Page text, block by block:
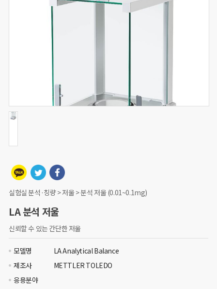
실험실 분석·칭량 > 저울 > 분석 저울 (0.01~0.1mg)
LA 분석 저울
신뢰할 수 있는 간단한 저울
모델명
LA Analytical Balance
제조사
METTLER TOLEDO
응용분야